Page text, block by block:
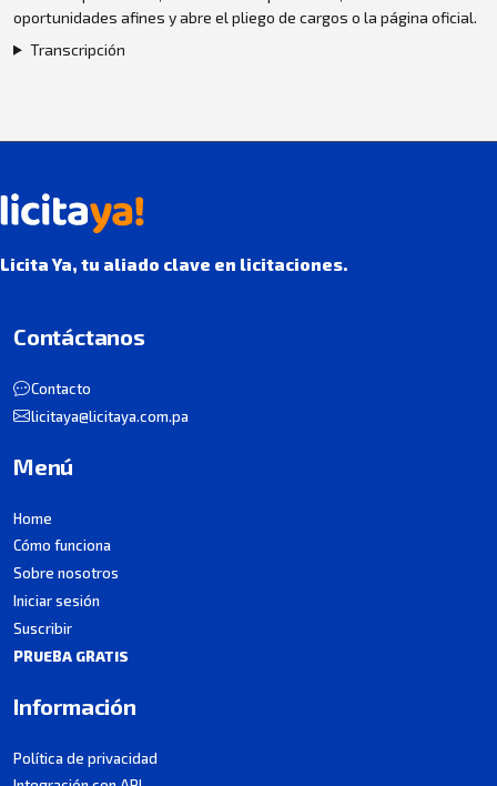
oportunidades afines y abre el pliego de cargos o la página oficial.
Transcripción
Licita Ya, tu aliado clave en licitaciones.
Contáctanos
Contacto
licitaya@licitaya.com.pa
Menú
Home
Cómo funciona
Sobre nosotros
Iniciar sesión
Suscribir
PRUEBA GRATIS
Información
Política de privacidad